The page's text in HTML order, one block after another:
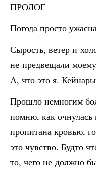
ПРОЛОГ
Погода просто
Сырость, ветер и
не предвещали
А, что это я.
Прошло немногим
помню, как очнулась
пропитана кровью,
это чувство. Будто
то, чего не должно